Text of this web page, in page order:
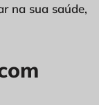
na sua saúde,